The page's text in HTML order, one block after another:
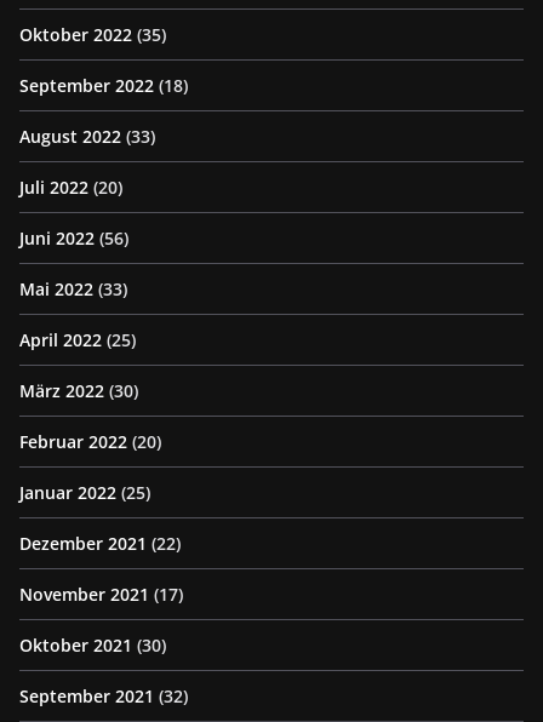
Oktober 2022 (35)
September 2022 (18)
August 2022 (33)
Juli 2022 (20)
Juni 2022 (56)
Mai 2022 (33)
April 2022 (25)
März 2022 (30)
Februar 2022 (20)
Januar 2022 (25)
Dezember 2021 (22)
November 2021 (17)
Oktober 2021 (30)
September 2021 (32)